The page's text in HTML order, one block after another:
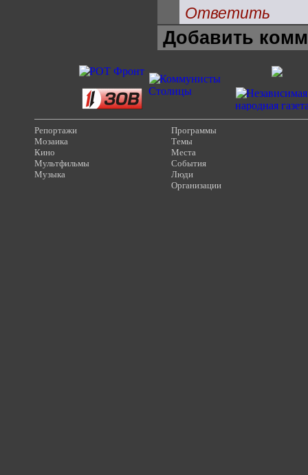
Ответить
Добавить
Репортажи
Мозаика
Кино
Мультфильмы
Музыка
Программы
Темы
Места
События
Люди
Организации